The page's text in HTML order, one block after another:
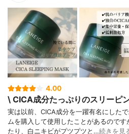
4.00
\ CICA成分たっぷりのスリーピ
実は以前、CICA成分を一躍有名にした
ムを購入して使用したことがあるので
たり、白ニキビがプツプツと…続きを見